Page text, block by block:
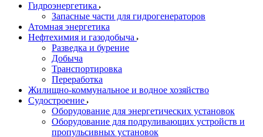
Гидроэнергетика
Запасные части для гидрогенераторов
Атомная энергетика
Нефтехимия и газодобыча
Разведка и бурение
Добыча
Транспортировка
Переработка
Жилищно-коммунальное и водное хозяйство
Судостроение
Оборудование для энергетических установок
Оборудование для подруливающих устройств и
пропульсивных установок